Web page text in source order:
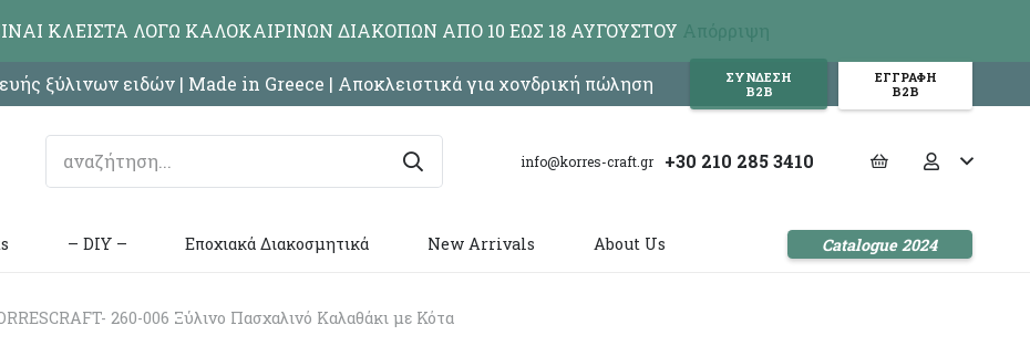
ξύλινων ειδών | Made in Greece | Αποκλειστικά για χονδρική πώληση
ΣΥΝΔΕΣΗ
Β2Β
ΕΓΓΡΑΦΗ
Β2Β
info@korres-craft.gr +30 210 285 3410
– DIY – Εποχιακά Διακοσμητικά New Arrivals About Us Catalogue 2024
260-006 Ξύλινο Πασχαλινό Καλαθάκι με Κότα
ΚΛΕΙΣΤΑ ΛΟΓΩ ΚΑΛΟΚΑΙΡΙΝΩΝ ΔΙΑΚΟΠΩΝ ΑΠΟ 10 ΕΩΣ 18 ΑΥΓΟΥΣΤΟΥ Απόρριψη